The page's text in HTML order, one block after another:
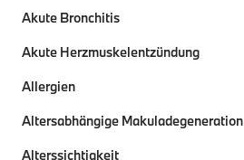
Akute Bronchitis
Akute Herzmuskelentzündung
Allergien
Altersabhängige Makuladegeneration
Alterssichtigkeit